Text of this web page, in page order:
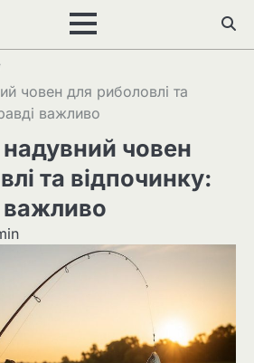
човен для риболовлі та
важливо
човен
та відпочинку:
важливо